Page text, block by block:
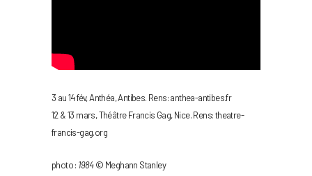
3 au 14 fév, Anthéa, Antibes. Rens: anthea-antibes.fr
12 & 13 mars, Théâtre Francis Gag, Nice. Rens: theatre-
francis-gag.org
photo : 1984© Meghann Stanley